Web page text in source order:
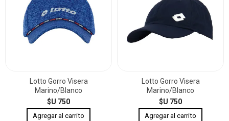
Lotto Gorro Visera
Marino/Blanco
$U 750
Lotto Gorro Visera
Marino/Blanco
$U 750